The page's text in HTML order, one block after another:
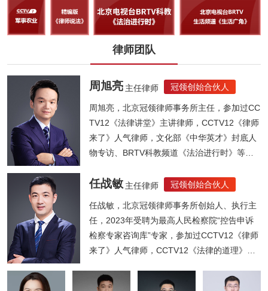
律师团队
周旭亮 主任律师 冠领创始合伙人
周旭亮，北京冠领律师事务所主任，参加过CC
TV12《法律讲堂》主讲律师，CCTV12《律师
来了》人气律师，文化部《中华英才》封底人
物专访、BRTV科教频道《法治进行时》等节
任战敏 主任律师 冠领创始合伙人
任战敏，北京冠领律师事务所创始人、执行主
任，2023年受聘为最高人民检察院“控告申诉
检察专家咨询库”专家，参加过CCTV12《律师
来了》人气律师，CCTV12《法律的道理》人
专为法律人化...